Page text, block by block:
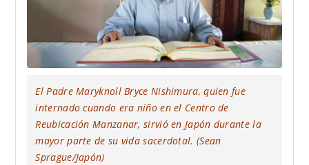
El Padre Maryknoll Bryce Nishimura, quien fue
internado cuando era niño en el Centro de
Reubicación Manzanar, sirvió en Japón durante la
mayor parte de su vida sacerdotal. (Sean
Sprague/Japón)